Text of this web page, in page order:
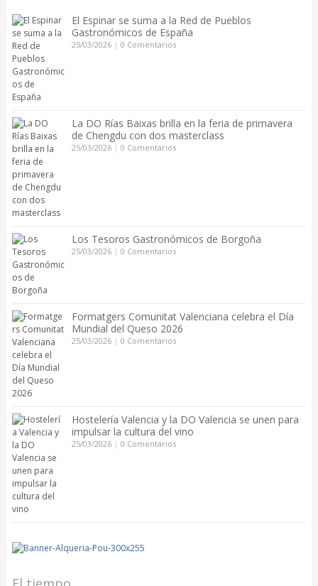
El Espinar se suma a la Red de Pueblos
Gastronómicos de España
25/03/2026| 0 Comentarios
La DO Rías Baixas brilla en la feria de primavera
de Chengdu con dos masterclass
25/03/2026| 0 Comentarios
Los Tesoros Gastronómicos de Borgoña
25/03/2026| 0 Comentarios
Formatgers Comunitat Valenciana celebra el Día
Mundial del Queso 2026
25/03/2026| 0 Comentarios
Hostelería Valencia y la DO Valencia se unen para
impulsar la cultura del vino
25/03/2026| 0 Comentarios